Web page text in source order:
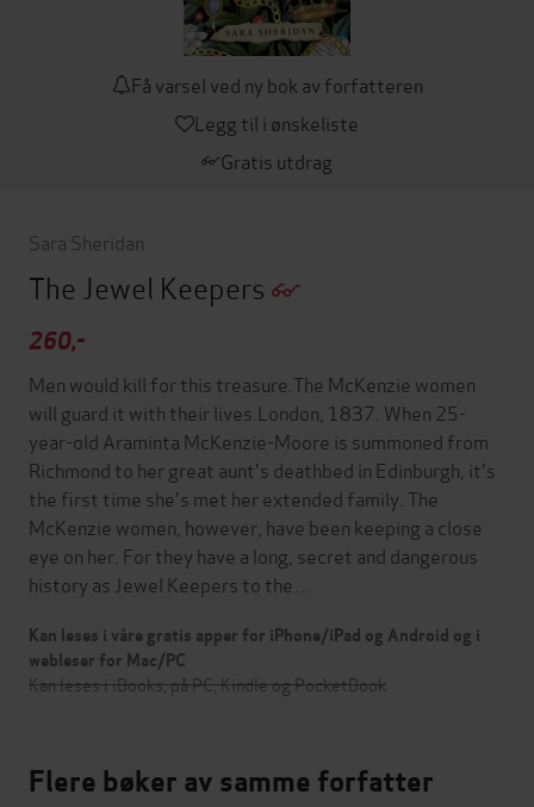
Få varsel ved ny bok av forfatteren
Legg til i ønskeliste
Gratis utdrag
Sara Sheridan
The Jewel Keepers
260,-
Men would kill for this treasure.The McKenzie women
will guard it with their lives.London, 1837. When 25-
year-old Araminta McKenzie-Moore is summoned from
Richmond to her great aunt's deathbed in Edinburgh, it's
the first time she's met her extended family. The
McKenzie women, however, have been keeping a close
eye on her. For they have a long, secret and dangerous
history as Jewel Keepers to the…
Kan leses i våre gratis apper for iPhone/iPad og Android og i
webleser for Mac/PC
Kan leses i iBooks, på PC, Kindle og PocketBook
Flere bøker av samme forfatter